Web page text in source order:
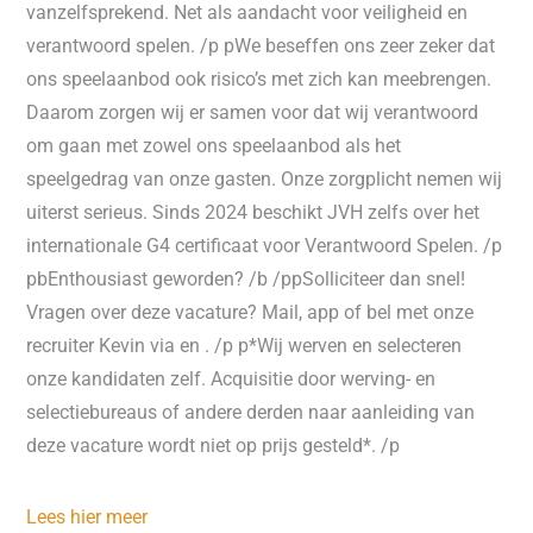
vanzelfsprekend. Net als aandacht voor veiligheid en
verantwoord spelen. /p pWe beseffen ons zeer zeker dat
ons speelaanbod ook risico’s met zich kan meebrengen.
Daarom zorgen wij er samen voor dat wij verantwoord
om gaan met zowel ons speelaanbod als het
speelgedrag van onze gasten. Onze zorgplicht nemen wij
uiterst serieus. Sinds 2024 beschikt JVH zelfs over het
internationale G4 certificaat voor Verantwoord Spelen. /p
pbEnthousiast geworden? /b /ppSolliciteer dan snel!
Vragen over deze vacature? Mail, app of bel met onze
recruiter Kevin via en . /p p*Wij werven en selecteren
onze kandidaten zelf. Acquisitie door werving- en
selectiebureaus of andere derden naar aanleiding van
deze vacature wordt niet op prijs gesteld*. /p
Lees hier meer